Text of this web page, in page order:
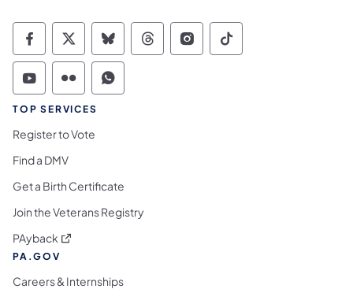
Commonwealth of Pennsylvania Social
Commonwealth of Pennsylvania
Commonwealth of Pennsylvania
Commonwealth of
Commonwealth of
Commonwealth
Commonwealth of Pennsylvania Social
Commonwealth of Pennsylvania
Commonwealth of Pennsylvania
TOP SERVICES
Register to Vote
Find a DMV
Get a Birth Certificate
Join the Veterans Registry
PAyback (opens in a new tab)
PA.GOV
Careers & Internships